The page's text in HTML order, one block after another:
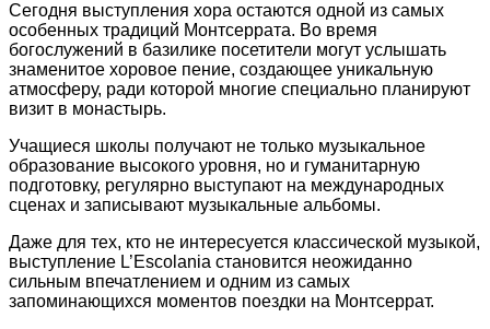
Сегодня выступления хора остаются одной из самых
особенных традиций Монтсеррата. Во время
богослужений в базилике посетители могут услышать
знаменитое хоровое пение, создающее уникальную
атмосферу, ради которой многие специально планируют
визит в монастырь.
Учащиеся школы получают не только музыкальное
образование высокого уровня, но и гуманитарную
подготовку, регулярно выступают на международных
сценах и записывают музыкальные альбомы.
Даже для тех, кто не интересуется классической музыкой,
выступление L’Escolania становится неожиданно
сильным впечатлением и одним из самых
запоминающихся моментов поездки на Монтсеррат.